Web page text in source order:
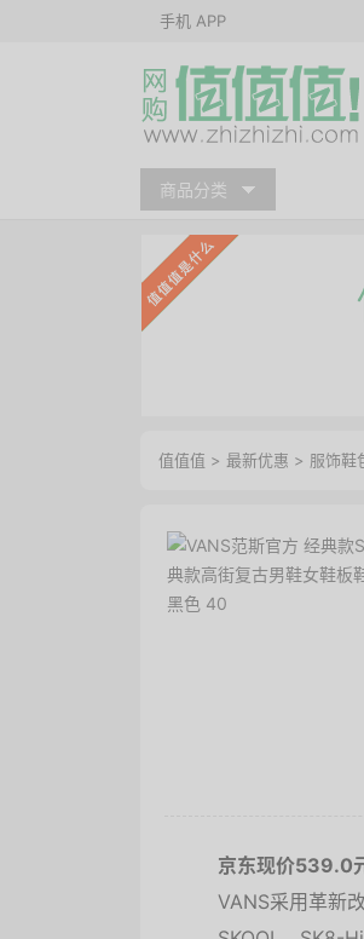
手机 APP
商品分类
值值值 > 最新优惠 > 服饰鞋
京东现价539.0
VANS采用革新